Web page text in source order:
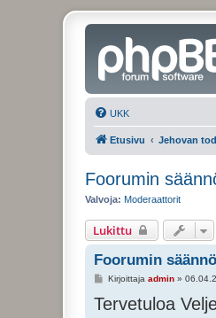
UKK
Etusivu Jehovan
Foorumin
Valvoja: Moderaattorit
Lukittu
Foorumin
V
e
s
Kirjoittaja admin»
Tervetuloa